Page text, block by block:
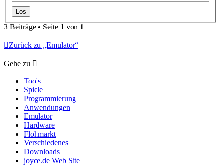
3 Beiträge • Seite 1 von 1
Zurück zu „Emulator“
Gehe zu
Tools
Spiele
Programmierung
Anwendungen
Emulator
Hardware
Flohmarkt
Verschiedenes
Downloads
joyce.de Web Site